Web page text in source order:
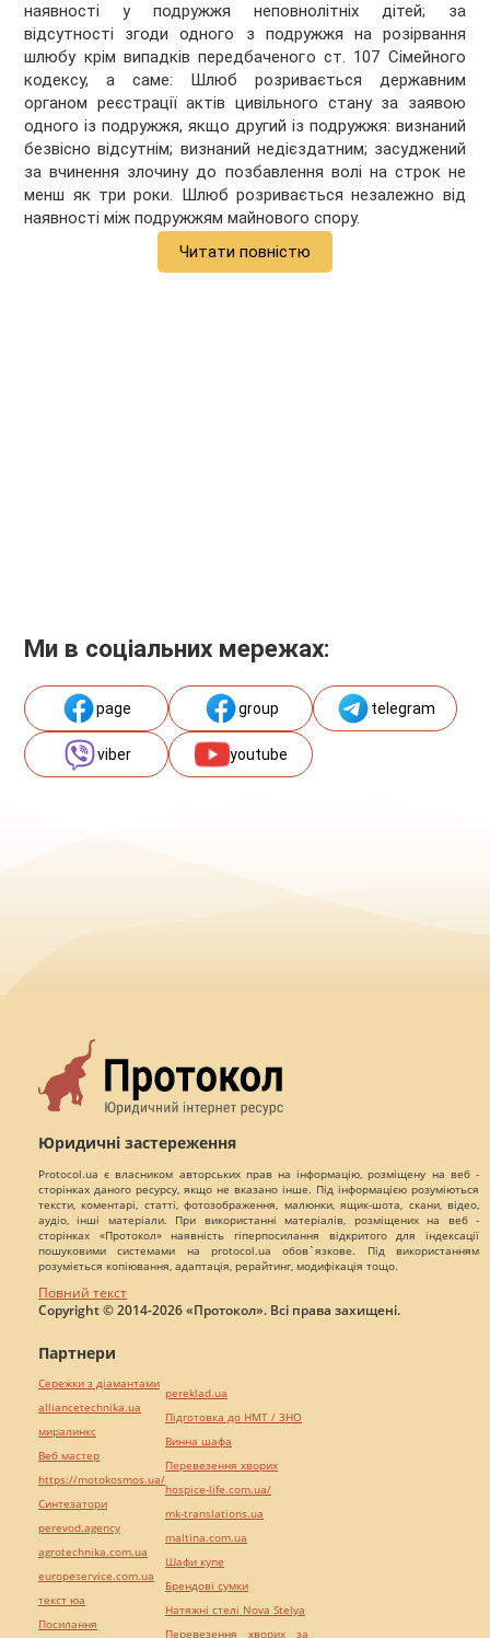
наявності у подружжя неповнолітніх дітей; за
відсутності згоди одного з подружжя на розірвання
шлюбу крім випадків передбаченого ст. 107 Сімейного
кодексу, а саме: Шлюб розривається державним
органом реєстрації актів цивільного стану за заявою
одного із подружжя, якщо другий із подружжя: визнаний
безвісно відсутнім; визнаний недієздатним; засуджений
за вчинення злочину до позбавлення волі на строк не
менш як три роки. Шлюб розривається незалежно від
наявності між подружжям майнового спору.
Читати повністю
Ми в соціальних мережах:
page group telegram
viber youtube
Юридичні застереження
Protocol.ua є власником авторських прав на інформацію, розміщену на веб -
сторінках даного ресурсу, якщо не вказано інше. Під інформацією розуміються
тексти, коментарі, статті, фотозображення, малюнки, ящик-шота, скани, відео,
аудіо, інші матеріали. При використанні матеріалів, розміщених на веб -
сторінках «Протокол» наявність гіперпосилання відкритого для індексації
пошуковими системами на protocol.ua обов`язкове. Під використанням
розуміється копіювання, адаптація, рерайтинг, модифікація тощо.
Повний текст
Copyright © 2014-2026 «Протокол». Всі права захищені.
Партнери
Сережки з діамантами
alliancetechnika.ua
миралинкс
Веб мастер
https://motokosmos.ua/
Синтезатори
perevod.agency
agrotechnika.com.ua
europeservice.com.ua
текст юа
Посилання
pereklad.ua
Підготовка до НМТ / ЗНО
Винна шафа
Перевезення хворих
hospice-life.com.ua/
mk-translations.ua
maltina.com.ua
Шафи купе
Брендові сумки
Натяжні стелі Nova Stelya
Перевезення хворих за